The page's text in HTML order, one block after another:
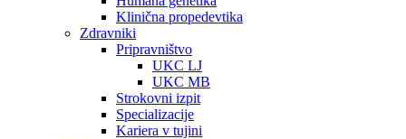
Klinična propedevtika
Zdravniki
Pripravništvo
UKC LJ
UKC MB
Strokovni izpit
Specializacije
Kariera v tujini